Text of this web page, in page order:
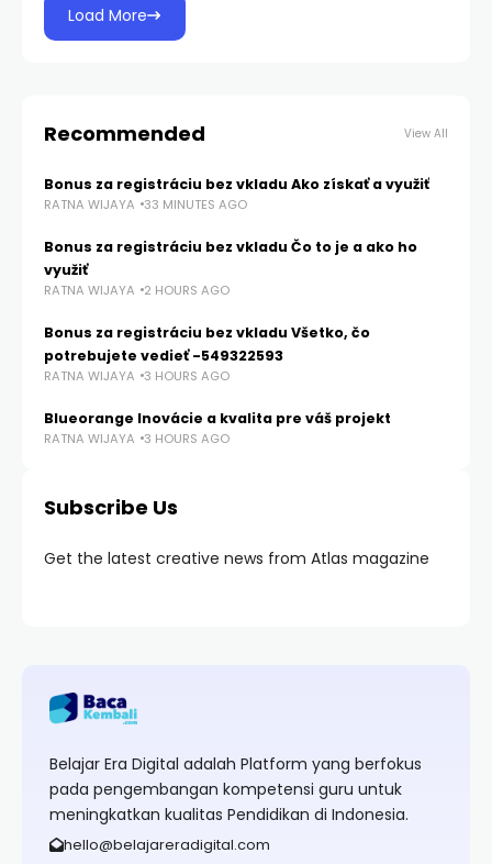
Load More
Recommended View All
Bonus za registráciu bez vkladu Ako získať a využiť
RATNA WIJAYA 33 MINUTES AGO
Bonus za registráciu bez vkladu Čo to je a ako ho
využiť
RATNA WIJAYA 2 HOURS AGO
Bonus za registráciu bez vkladu Všetko, čo
potrebujete vedieť -549322593
RATNA WIJAYA 3 HOURS AGO
Blueorange Inovácie a kvalita pre váš projekt
RATNA WIJAYA 3 HOURS AGO
Subscribe Us
Get the latest creative news from Atlas magazine
Belajar Era Digital adalah Platform yang berfokus
pada pengembangan kompetensi guru untuk
meningkatkan kualitas Pendidikan di Indonesia.
hello@belajareradigital.com